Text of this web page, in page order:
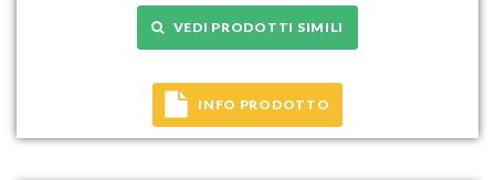
VEDI PRODOTTI SIMILI
INFO PRODOTTO